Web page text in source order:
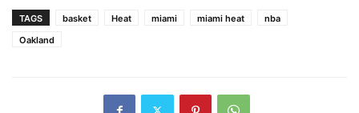
TAGS basket Heat miami miami heat
nba
Oakland